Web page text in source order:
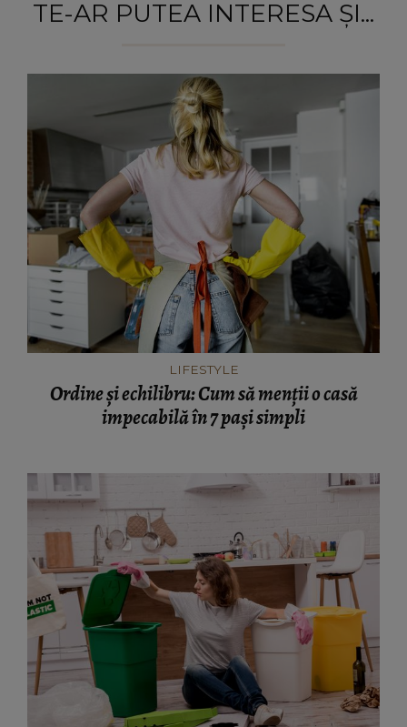
TE-AR PUTEA INTERESA ȘI...
LIFESTYLE
Ordine și echilibru: Cum să menții o casă
impecabilă în 7 pași simpli